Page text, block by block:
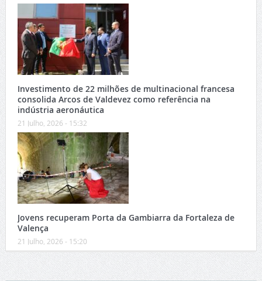
Investimento de 22 milhões de multinacional francesa
consolida Arcos de Valdevez como referência na
indústria aeronáutica
21 Julho, 2026 - 15:32
Jovens recuperam Porta da Gambiarra da Fortaleza de
Valença
21 Julho, 2026 - 15:20